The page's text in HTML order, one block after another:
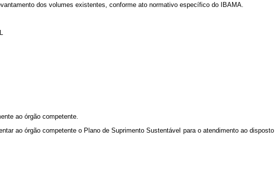
dos volumes existentes, conforme ato normativo específico do IBAMA.
ao órgão competente.
ao órgão competente o Plano de Suprimento Sustentável para o atendimento ao disposto